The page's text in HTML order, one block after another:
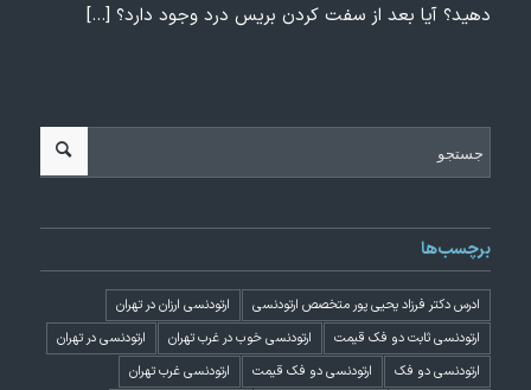
دهید؟ آیا بعد از سفت کردن بریس درد وجود دارد؟[…]
برچسب‌ها
ادرس دکتر فرزاد یحیی پور متخصص ارتودنسی
ارتودنسی ارزان در تهران
ارتودنسی ثابت دو فک قیمت
ارتودنسی خوب در غرب تهران
ارتودنسی در تهران
ارتودنسی دو فک
ارتودنسی دو فک قیمت
ارتودنسی غرب تهران